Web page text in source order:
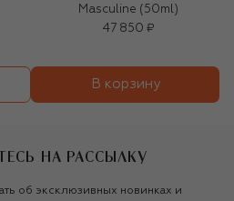
Masculine (50ml)
47 850 ₽
В корзину
НА РАССЫЛКУ
об эксклюзивных новинках и